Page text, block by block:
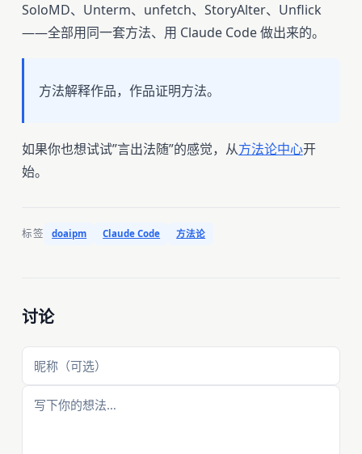
SoloMD、Unterm、unfetch、StoryAlter、Unflick
——全部用同一套方法、用 Claude Code 做出来的。
方法解释作品，作品证明方法。
如果你也想试试”言出法随”的感觉，从方法论中心开
始。
标签 doaipm Claude Code 方法论
讨论